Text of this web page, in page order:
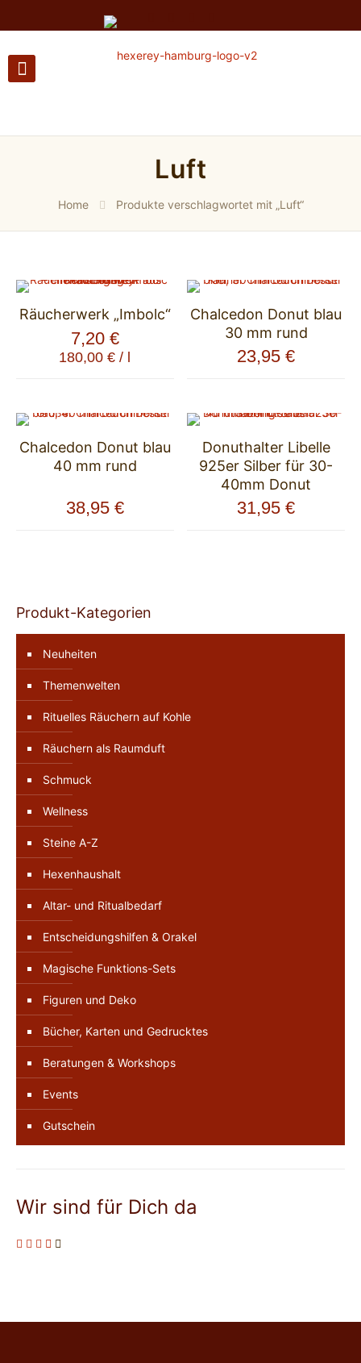
Luft
Home Produkte verschlagwortet mit „Luft“
Räucherwerk „Imbolc“
7,20 €
180,00€ /
Chalcedon Donut blau
30 mm rund
23,95€
Chalcedon Donut blau
40 mm rund
38,95 €
Donuthalter Libelle
925er Silber für 30-
40mm Donut
31,95€
Produkt-Kategorien
Neuheiten
Themenwelten
Rituelles Räuchern auf Kohle
Räuchern als Raumduft
Schmuck
Wellness
Steine A-Z
Hexenhaushalt
Altar- und Ritualbedarf
Entscheidungshilfen & Orakel
Magische Funktions-Sets
Figuren und Deko
Bücher, Karten und Gedrucktes
Beratungen & Workshops
Events
Gutschein
Wir sind für Dich da